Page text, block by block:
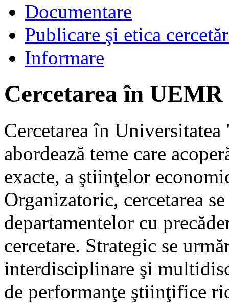
Documentare
Publicare şi etica
Informare
Cercetarea în UEMR
Cercetarea în
abordează teme care
exacte, a ştiinţelor
Organizatoric, cercetarea
departamentelor cu
cercetare. Strategic se
interdisciplinare şi
de performanţe ştiinţifice